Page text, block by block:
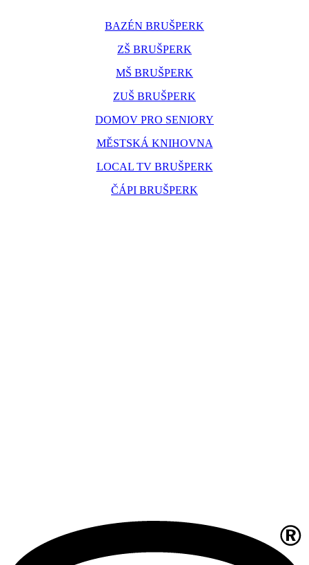
BAZÉN BRUŠPERK
ZŠ BRUŠPERK
MŠ BRUŠPERK
ZUŠ BRUŠPERK
DOMOV PRO SENIORY
MĚSTSKÁ KNIHOVNA
LOCAL TV BRUŠPERK
ČÁPI BRUŠPERK